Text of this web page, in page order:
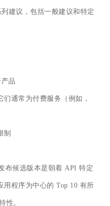
建议，包括一般建议和特定
品
通常为付费服务（例如，
制
布候选版本是朝着 API 特定
用程序为中心的 Top 10 有所
性。